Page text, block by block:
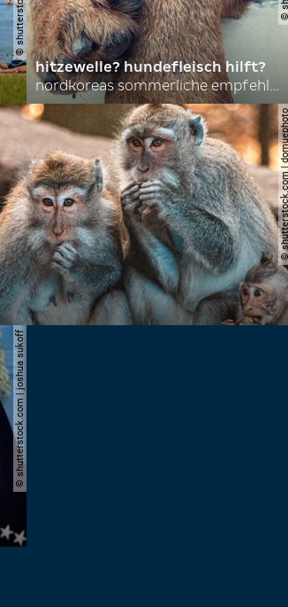
hitzewelle? hundefleisch hilft?
nordkoreas sommerliche empfehlungen
©
© shutterstock.com | joshua sukoff